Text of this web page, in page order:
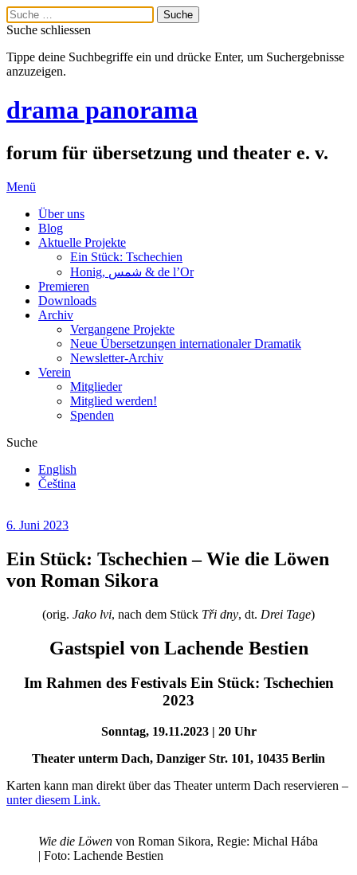
Suche schliessen
Tippe deine Suchbegriffe ein und drücke Enter, um Suchergebnisse
anzuzeigen.
drama panorama
forum für übersetzung und theater e. v.
Menü
Über uns
Blog
Aktuelle Projekte
Ein Stück: Tschechien
Honig, شمس & de l’Or
Premieren
Downloads
Archiv
Vergangene Projekte
Neue Übersetzungen internationaler Dramatik
Newsletter-Archiv
Verein
Mitglieder
Mitglied werden!
Spenden
Suche
English
Čeština
6. Juni 2023
Ein Stück: Tschechien – Wie die Löwen
von Roman Sikora
(orig. Jako lvi, nach dem Stück Tři dny, dt. Drei Tage)
Gastspiel von Lachende Bestien
Im Rahmen des Festivals Ein Stück: Tschechien
2023
Sonntag, 19.11.2023 | 20 Uhr
Theater unterm Dach, Danziger Str. 101, 10435 Berlin
Karten kann man direkt über das Theater unterm Dach reservieren –
unter diesem Link.
Wie die Löwen von Roman Sikora, Regie: Michal Hába
| Foto: Lachende Bestien